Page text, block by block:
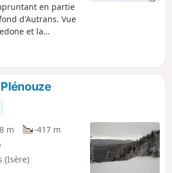
en partie
d'Autrans. Vue
et la
m
-417 m
(Isère)